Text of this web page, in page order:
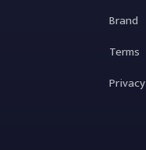
Brand
Terms
Privacy